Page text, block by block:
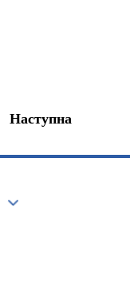
Наступна